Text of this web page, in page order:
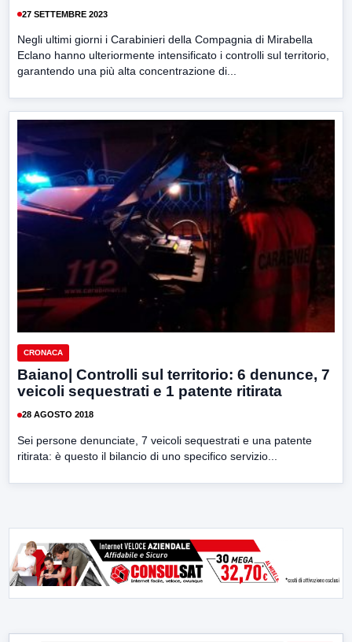
27 SETTEMBRE 2023
Negli ultimi giorni i Carabinieri della Compagnia di Mirabella
Eclano hanno ulteriormente intensificato i controlli sul territorio,
garantendo una più alta concentrazione di...
CRONACA
Baiano| Controlli sul territorio: 6 denunce, 7
veicoli sequestrati e 1 patente ritirata
28 AGOSTO 2018
Sei persone denunciate, 7 veicoli sequestrati e una patente
ritirata: è questo il bilancio di uno specifico servizio...